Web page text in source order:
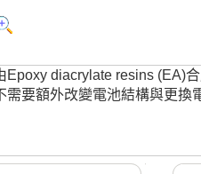
Epoxy diacrylate resins (EA)
要額外改變電池結構與更換